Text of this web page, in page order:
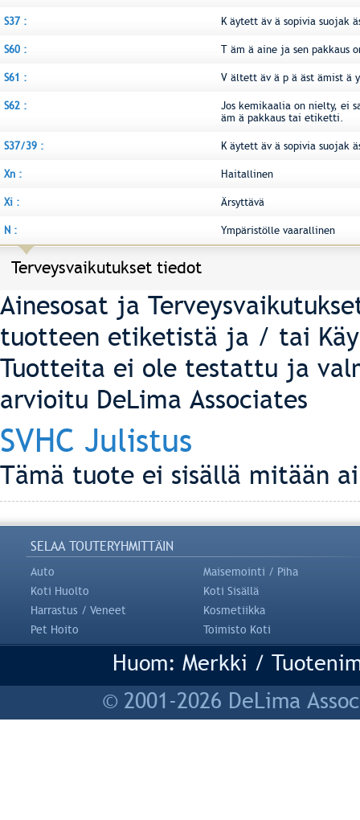
S37 : K äytett äv ä sopivia suojak
S60 : T äm ä aine ja sen pakkaus
S61 : V ältett äv ä p ä äst ämist ä
S62 :
Jos kemikaalia on nielty, ei
äm ä pakkaus tai etiketti.
S37/39 : K äytett äv ä sopivia suojak
Xn : Haitallinen
Xi : Ärsyttävä
N : Ympäristölle vaarallinen
Terveysvaikutukset tiedot
Ainesosat ja
tuotteen etiketistä ja / tai
Tuotteita ei ole testattu ja
arvioitu DeLima Associates
SVHC Julistus
Tämä tuote ei sisällä mitään
SELAA TOUTERYHMITTÄIN
Auto
Maisemointi / Piha
Koti Huolto
Koti Sisällä
Harrastus / Veneet
Kosmetiikka
Pet Hoito
Toimisto Koti
Huom: Merkki /
© 2001-2026 DeLima